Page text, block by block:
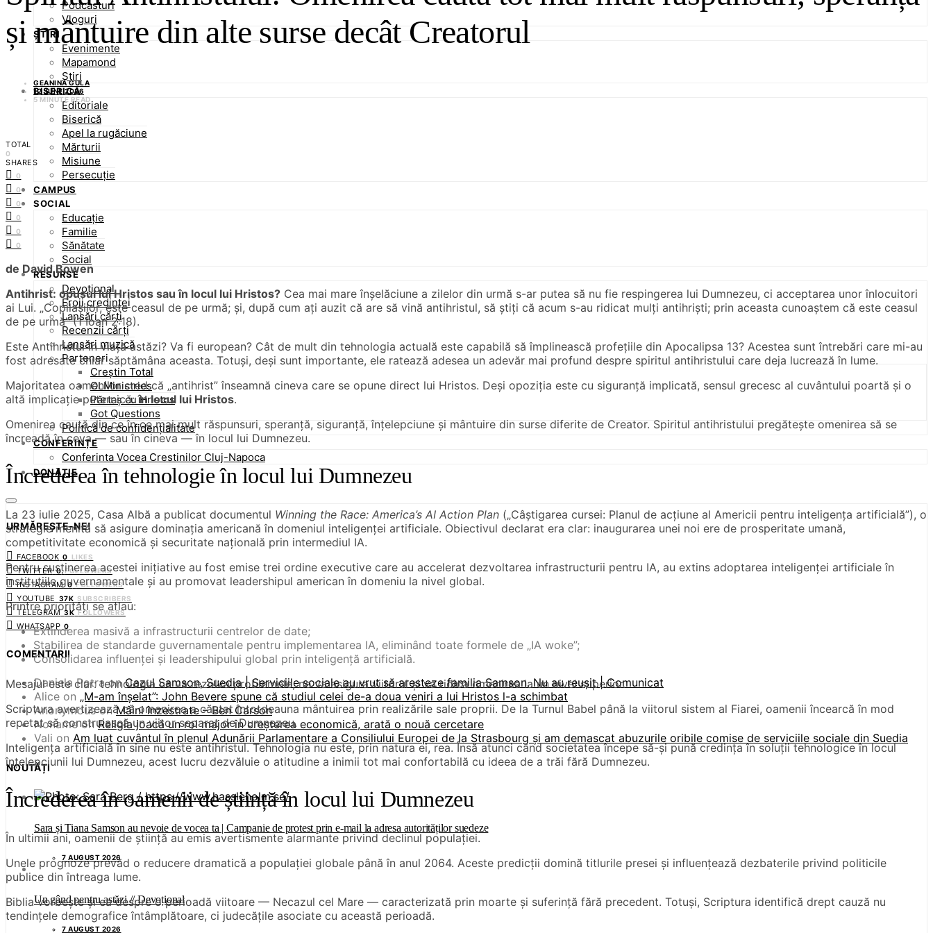
Podcasturi
Vloguri
ȘTIRI
Evenimente
Mapamond
Știri
BISERICĂ
Editoriale
Biserică
Apel la rugăciune
Mărturii
Misiune
Persecuție
CAMPUS
SOCIAL
Educație
Familie
Sănătate
Social
RESURSE
Devoțional
Eroii credinței
Lansări cărți
Recenzii cărți
Lansări muzică
Parteneri
Creștin Total
OLMinistries
Părtaș cu Hristos
Got Questions
Politică de confidențialitate
CONFERINȚE
Conferinta Vocea Crestinilor Cluj-Napoca
DONAȚIE
URMĂREȘTE-NE!
FACEBOOK 0 LIKES
TWITTER 0 FOLLOWERS
INSTAGRAM 0 FOLLOWERS
YOUTUBE 37K SUBSCRIBERS
TELEGRAM 3K FOLLOWERS
WHATSAPP 0
COMENTARII
Daniela PotraonCazul Samson, Suedia | Serviciile sociale au vrut să aresteze familia Samson. Nu au reușit | Comunicat
Alice on „M-am înșelat”: John Bevere spune că studiul celei de-a doua veniri a lui Hristos l-a schimbat
AnonymousonMâini înzestrate – Ben Carson
NonameonReligia joacă un rol major în creșterea economică, arată o nouă cercetare
Vali on Am luat cuvântul în plenul Adunării Parlamentare a Consiliului Europei de la Strasbourg și am demascat abuzurile oribile comise de serviciile sociale din Suedia
NOUTĂȚI
Sara și Tiana Samson au nevoie de vocea ta | Campanie de protest prin e-mail la adresa autorităților suedeze
7 AUGUST 2026
Un gând pentru astăzi // Devoțional
7 AUGUST 2026
și mântuire din alte surse decât Creatorul
GEANINA GULA
12 JUNE 2026
5 MINUTE READ
TOTAL
0
SHARES
0
0
0
0
0
0
de David Bowen
Antihrist: opusul lui Hristos sau în locul lui Hristos? Cea mai mare înșelăciune a zilelor din urmă s-ar putea să nu fie respingerea lui Dumnezeu, ci acceptarea unor înlocuitori
ai Lui. „Copilașilor, este ceasul de pe urmă; și, după cum ați auzit că are să vină antihristul, să știți că acum s-au ridicat mulți antihriști; prin aceasta cunoaștem că este ceasul
de pe urmă” (1 Ioan 2:18).
Este Antihristul în viață astăzi? Va fi european? Cât de mult din tehnologia actuală este capabilă să împlinească profețiile din Apocalipsa 13? Acestea sunt întrebări care mi-au
fost adresate chiar săptămâna aceasta. Totuși, deși sunt importante, ele ratează adesea un adevăr mai profund despre spiritul antihristului care deja lucrează în lume.
Majoritatea oamenilor cred că „antihrist” înseamnă cineva care se opune direct lui Hristos. Deși opoziția este cu siguranță implicată, sensul grecesc al cuvântului poartă și o
altă implicație puternică:în locul lui Hristos.
Omenirea caută din ce în ce mai mult răspunsuri, speranță, siguranță, înțelepciune și mântuire din surse diferite de Creator. Spiritul antihristului pregătește omenirea să se
încreadă în ceva — sau în cineva — în locul lui Dumnezeu.
Încrederea în tehnologie în locul lui Dumnezeu
La 23 iulie 2025, Casa Albă a publicat documentul Winning the Race: America’s AI Action Plan („Câștigarea cursei: Planul de acțiune al Americii pentru inteligența artificială”), o
strategie menită să asigure dominația americană în domeniul inteligenței artificiale. Obiectivul declarat era clar: inaugurarea unei noi ere de prosperitate umană,
competitivitate economică și securitate națională prin intermediul IA.
Pentru susținerea acestei inițiative au fost emise trei ordine executive care au accelerat dezvoltarea infrastructurii pentru IA, au extins adoptarea inteligenței artificiale în
instituțiile guvernamentale și au promovat leadershipul american în domeniu la nivel global.
Printre priorități se aflau:
Extinderea masivă a infrastructurii centrelor de date;
Stabilirea de standarde guvernamentale pentru implementarea IA, eliminând toate formele de „IA woke”;
Consolidarea influenței și leadershipului global prin inteligență artificială.
Mesajul este clar: tehnologia ne va rezolva problemele, ne va asigura viitorul și va ridica omenirea la un nivel superior.
Scriptura avertizează că omenirea a căutat întotdeauna mântuirea prin realizările sale proprii. De la Turnul Babel până la viitorul sistem al Fiarei, oamenii încearcă în mod
repetat să construiască un viitor separat de Dumnezeu.
Inteligența artificială în sine nu este antihristul. Tehnologia nu este, prin natura ei, rea. Însă atunci când societatea începe să-și pună credința în soluții tehnologice în locul
înțelepciunii lui Dumnezeu, acest lucru dezvăluie o atitudine a inimii tot mai confortabilă cu ideea de a trăi fără Dumnezeu.
Încrederea în oamenii de știință în locul lui Dumnezeu
În ultimii ani, oamenii de știință au emis avertismente alarmante privind declinul populației.
Unele prognoze prevăd o reducere dramatică a populației globale până în anul 2064. Aceste predicții domină titlurile presei și influențează dezbaterile privind politicile
publice din întreaga lume.
Biblia vorbește și ea despre o perioadă viitoare — Necazul cel Mare — caracterizată prin moarte și suferință fără precedent. Totuși, Scriptura identifică drept cauză nu
tendințele demografice întâmplătoare, ci judecățile asociate cu această perioadă.